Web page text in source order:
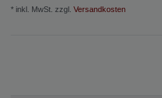
* inkl. MwSt. zzgl. Versandkosten